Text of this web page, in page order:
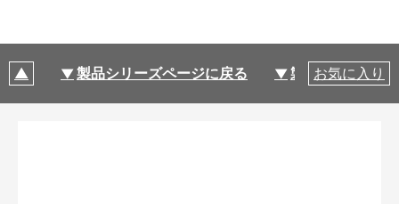
製品シリーズページに戻る 製品仕様
お気に入り